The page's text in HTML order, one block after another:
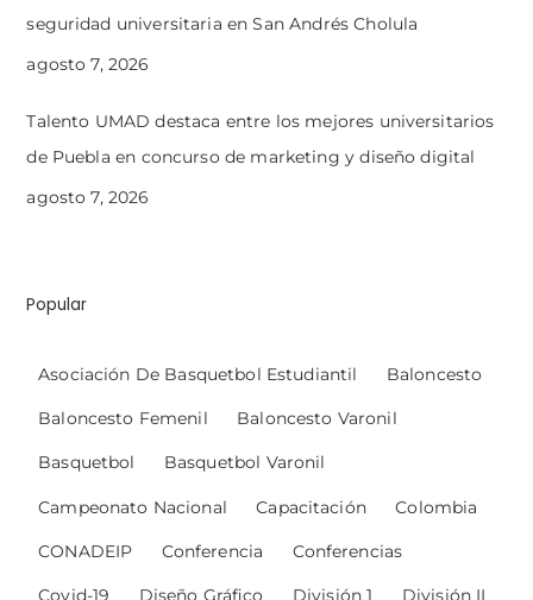
seguridad universitaria en San Andrés Cholula
agosto 7, 2026
Talento UMAD destaca entre los mejores universitarios
de Puebla en concurso de marketing y diseño digital
agosto 7, 2026
Popular
Asociación De Basquetbol Estudiantil Baloncesto
Baloncesto Femenil Baloncesto Varonil
Basquetbol Basquetbol Varonil
Campeonato Nacional Capacitación Colombia
CONADEIP Conferencia Conferencias
Covid-19 Diseño Gráfico División 1 División II